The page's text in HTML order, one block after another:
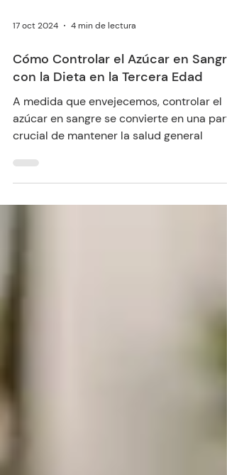
17 oct 2024 4 min de lectura
con la Dieta en la Tercera Edad
A medida que envejecemos, controlar el
crucial de mantener la salud general